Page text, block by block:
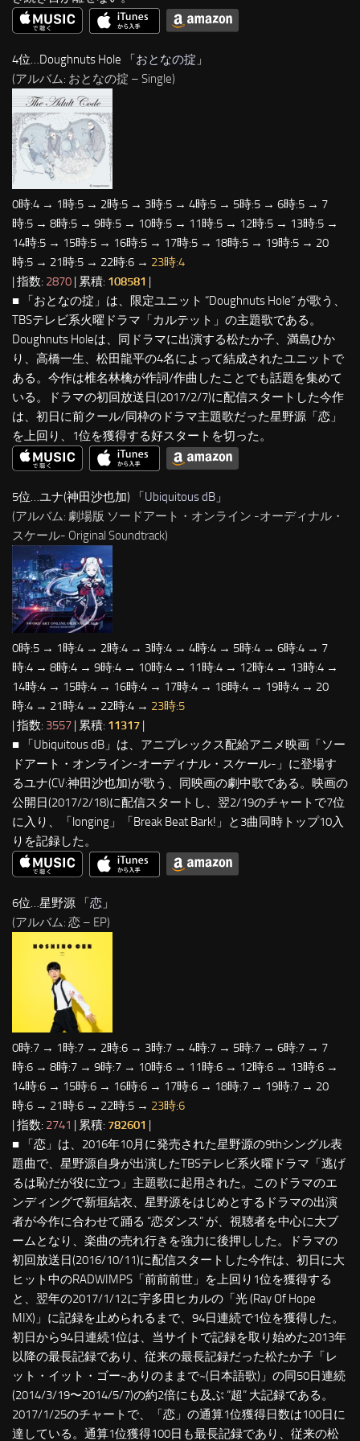
4位…Doughnuts Hole 「おとなの掟 」
(アルバム: おとなの掟 – Single)
0時:4 → 1時:5 → 2時:5 → 3時:5 → 4時:5 → 5時:5 → 6時:5 → 7
時:5 → 8時:5 → 9時:5 → 10時:5 → 11時:5 → 12時:5 → 13時:5 →
14時:5 → 15時:5 → 16時:5 → 17時:5 → 18時:5 → 19時:5 → 20
時:5 → 21時:5 → 22時:6 → 23時:4
| 指数: 2870 | 累積: 108581 |
■ 「おとなの掟」は、限定ユニット “Doughnuts Hole” が歌う、
TBSテレビ系火曜ドラマ「カルテット」の主題歌である。
Doughnuts Holeは、同ドラマに出演する松たか子、満島ひか
り、高橋一生、松田龍平の4名によって結成されたユニットで
ある。今作は椎名林檎が作詞/作曲したことでも話題を集めて
いる。ドラマの初回放送日(2017/2/7)に配信スタートした今作
は、初日に前クール/同枠のドラマ主題歌だった星野源「恋」
を上回り、1位を獲得する好スタートを切った。
5位…ユナ(神田沙也加) 「Ubiquitous dB 」
(アルバム: 劇場版 ソードアート・オンライン -オーディナル・
スケール- Original Soundtrack)
0時:5 → 1時:4 → 2時:4 → 3時:4 → 4時:4 → 5時:4 → 6時:4 → 7
時:4 → 8時:4 → 9時:4 → 10時:4 → 11時:4 → 12時:4 → 13時:4 →
14時:4 → 15時:4 → 16時:4 → 17時:4 → 18時:4 → 19時:4 → 20
時:4 → 21時:4 → 22時:4 → 23時:5
| 指数: 3557 | 累積: 11317
■ 「Ubiquitous dB」は、アニプレックス配給アニメ映画「ソー
ドアート・オンライン-オーディナル・スケール-」に登場す
るユナ(CV:神田沙也加)が歌う、同映画の劇中歌である。映画の
公開日(2017/2/18)に配信スタートし、翌2/19のチャートで7位
に入り、「longing」「Break Beat Bark!」と3曲同時トップ10入
りを記録した。
6位…星野源 「恋 」
(アルバム: 恋 – EP)
0時:7 → 1時:7 → 2時:6 → 3時:7 → 4時:7 → 5時:7 → 6時:7 → 7
時:6 → 8時:7 → 9時:7 → 10時:6 → 11時:6 → 12時:6 → 13時:6 →
14時:6 → 15時:6 → 16時:6 → 17時:6 → 18時:7 → 19時:7 → 20
時:6 → 21時:6 → 22時:5 → 23時:6
| 指数: 2741 | 累積: 782601 |
■ 「恋」は、2016年10月に発売された星野源の9thシングル表
題曲で、星野源自身が出演したTBSテレビ系火曜ドラマ「逃げ
るは恥だが役に立つ」主題歌に起用された。このドラマのエ
ンディングで新垣結衣、星野源をはじめとするドラマの出演
者が今作に合わせて踊る “恋ダンス” が、視聴者を中心に大ブ
ームとなり、楽曲の売れ行きを強力に後押しした。ドラマの
初回放送日(2016/10/11)に配信スタートした今作は、初日に大
ヒット中のRADWIMPS「前前前世」を上回り1位を獲得する
と、翌年の2017/1/12に宇多田ヒカルの「光 (Ray Of Hope
MIX)」に記録を止められるまで、94日連続で1位を獲得した。
初日から94日連続1位は、当サイトで記録を取り始めた2013年
以降の最長記録であり、従来の最長記録だった松たか子「レ
ット・イット・ゴー~ありのままで~(日本語歌)」の同50日連続
(2014/3/19〜2014/5/7)の約2倍にも及ぶ “超” 大記録である。
2017/1/25のチャートで、「恋」の通算1位獲得日数は100日に
達している。通算1位獲得100日も最長記録であり、従来の松